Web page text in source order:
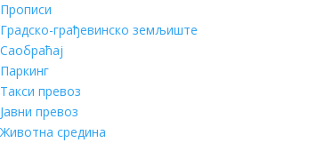
Прописи
Градско-грађевинско земљиште
Саобраћај
Паркинг
Такси превоз
Јавни превоз
Животна средина